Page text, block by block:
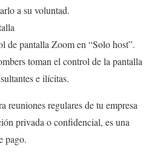
a su voluntad.
de pantalla Zoom en “Solo host”.
toman el control de la pantalla
e ilícitas.
reuniones regulares de tu empresa
privada o confidencial, es una
pago.